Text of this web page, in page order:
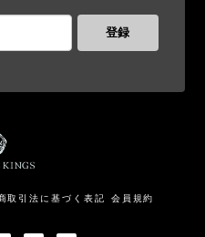
登録
取引法に基づく表記 会員規約